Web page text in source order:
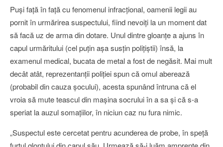
Puşi faţă în faţă cu fenomenul infracţional, oamenii legii au
pornit în urmărirea suspectului, fiind nevoiţi la un moment dat
să facă uz de arma din dotare. Unul dintre gloanţe a ajuns în
capul urmăritului (cel puţin aşa susţin poliţiştii) însă, la
examenul medical, bucata de metal a fost de negăsit. Mai mult
decât atât, reprezentanţii poliţiei spun că omul aberează
(probabil din cauza şocului), acesta spunând întruna că el
vroia să mute teascul din maşina socrului în a sa şi că s-a
speriat la auzul somaţiilor, în niciun caz nu fura nimic.
„Suspectul este cercetat pentru acunderea de probe, în speţă